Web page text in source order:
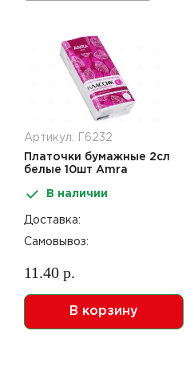
Артикул: Г6232
Платочки бумажные 2сл
белые 10шт Amra
В наличии
Доставка:
Самовывоз:
11.40 р.
В корзину